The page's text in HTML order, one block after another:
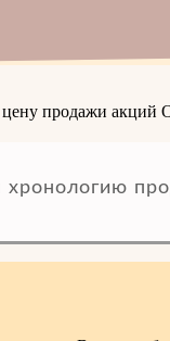
цену продажи